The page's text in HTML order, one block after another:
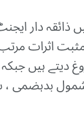
دار
اثرات
دیتے ہیں
بدہضمی